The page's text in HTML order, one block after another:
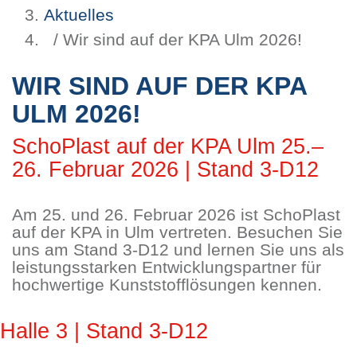
Aktuelles
/ Wir sind auf der KPA Ulm 2026!
WIR SIND AUF DER KPA
ULM 2026!
SchoPlast auf der KPA Ulm 25.–
26. Februar 2026 | Stand 3-D12
Am 25. und 26. Februar 2026 ist SchoPlast
auf der KPA in Ulm vertreten. Besuchen Sie
uns am Stand 3-D12 und lernen Sie uns als
leistungsstarken Entwicklungspartner für
hochwertige Kunststofflösungen kennen.
Halle 3 | Stand 3-D12